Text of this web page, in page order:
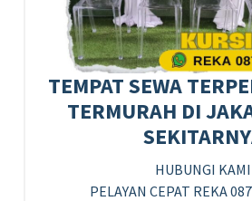
TEMPAT SEWA
TERMURAH DI
HUBUNGI KAMI
PELAYAN CEPAT REKA